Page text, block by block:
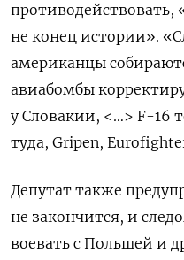
противодействовать,
не конец истории».
американцы
авиабомбы
у Словакии, <…> F-16
туда, Gripen,
Депутат также
не закончится, и
воевать с Польшей и